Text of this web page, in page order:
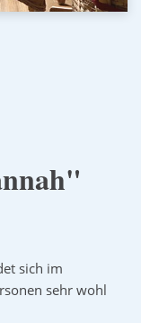
sich im
sehr wohl